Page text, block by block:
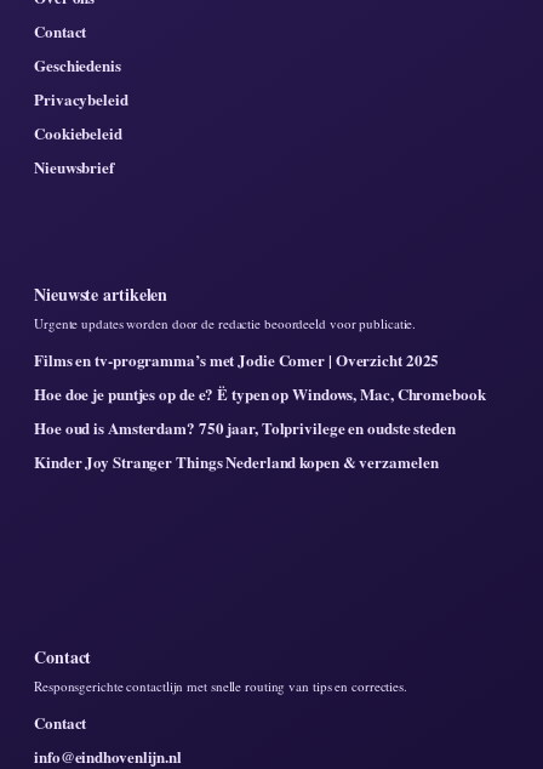
Contact
Geschiedenis
Privacybeleid
Cookiebeleid
Nieuwsbrief
Nieuwste artikelen
Urgente updates worden door de redactie beoordeeld voor publicatie.
Films en tv-programma’s met Jodie Comer | Overzicht 2025
Hoe doe je puntjes op de e? Ë typen op Windows, Mac, Chromebook
Hoe oud is Amsterdam? 750 jaar, Tolprivilege en oudste steden
Kinder Joy Stranger Things Nederland kopen & verzamelen
Contact
Responsgerichte contactlijn met snelle routing van tips en correcties.
Contact
info@eindhovenlijn.nl